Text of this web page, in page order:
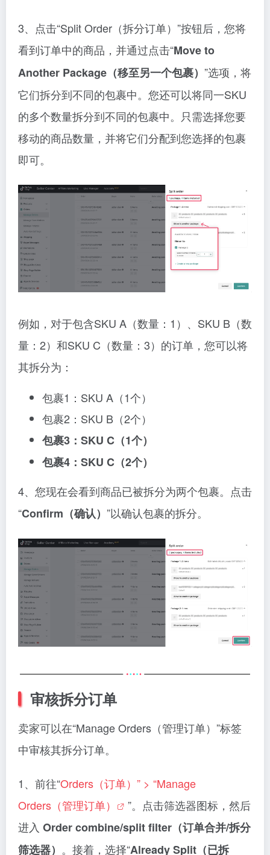
3、点击“Split Order（拆分订单）”按钮后，您将
看到订单中的商品，并通过点击“Move to
Another Package（移至另一个包裹） ”选项，将
它们拆分到不同的包裹中。您还可以将同一SKU
的多个数量拆分到不同的包裹中。只需选择您要
移动的商品数量，并将它们分配到您选择的包裹
即可。
例如，对于包含SKU A（数量：1）、SKU B（数
量：2）和SKU C（数量：3）的订单，您可以将
其拆分为：
包裹1：SKU A（1个）
包裹2：SKU B（2个）
包裹3：SKU C（1个）
包裹4：SKU C（2个）
4、您现在会看到商品已被拆分为两个包裹。点击
“Confirm（确认） ”以确认包裹的拆分。
审核拆分订单
卖家可以在“Manage Orders（管理订单）”标签
中审核其拆分订单。
1、前往“Orders（订单）” > “Manage
Orders（管理订单）
”。点击筛选器图标，然后
进入 Order combine/split filter（订单合并/拆分
筛选器） 。接着，选择“Already Split（已拆